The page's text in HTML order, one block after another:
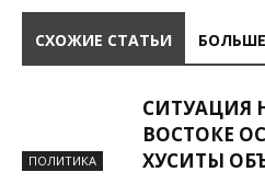
СХОЖИЕ СТАТЬИ
ПОЛИТИКА
СИТУАЦИЯ
ВОСТОКЕ
ХУСИТЫ